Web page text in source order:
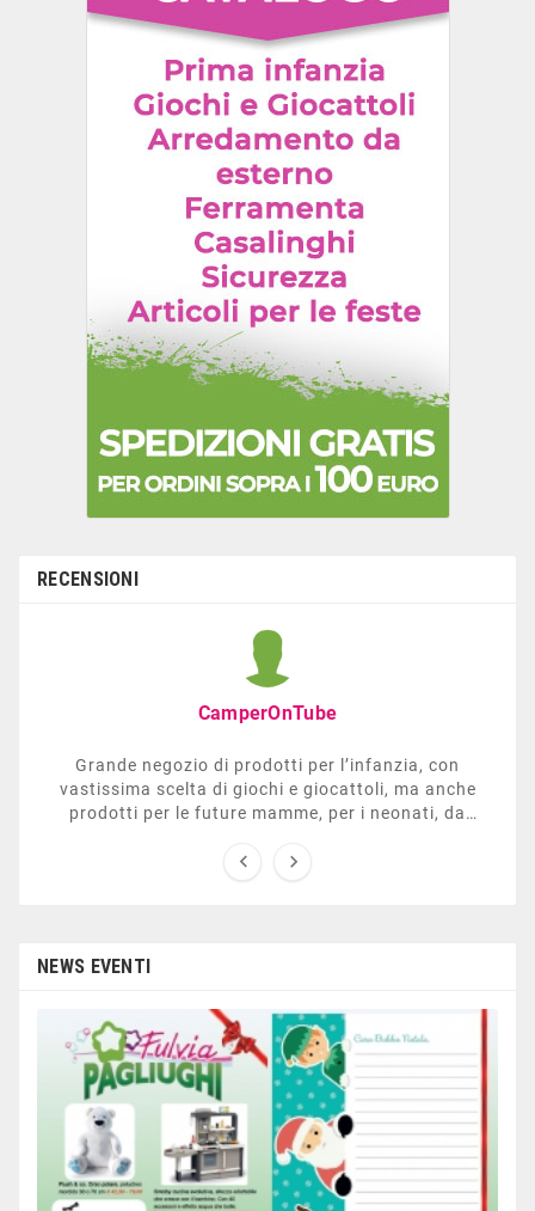
RECENSIONI
CamperOnTube
Grande negozio di prodotti per l’infanzia, con
vastissima scelta di giochi e giocattoli, ma anche
prodotti per le future mamme, per i neonati, da
sezione dedicata all’arredo giardino, giochi all’aperto,
 
NEWS EVENTI